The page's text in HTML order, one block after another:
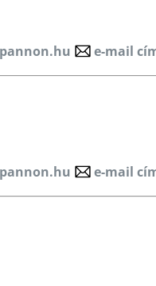
e-mail
e-mail